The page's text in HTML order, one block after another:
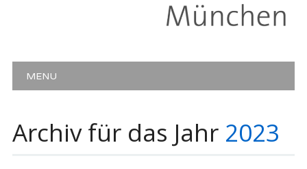
Hauptmenü
MENU
Archiv für das Jahr 2023